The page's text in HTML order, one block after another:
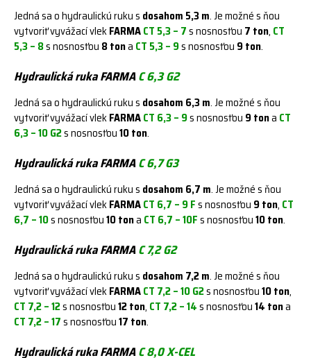
Jedná sa o hydraulickú ruku s dosahom 5,3 m. Je možné s ňou
vytvoriť vyvážací vlekFARMACT 5,3 – 7s nosnosťou 7 ton, CT
5,3 – 8s nosnosťou 8 tona CT 5,3 – 9s nosnosťou 9 ton.
Hydraulická ruka FARMAC 6,3 G2
Jedná sa o hydraulickú ruku s dosahom 6,3 m. Je možné s ňou
vytvoriť vyvážací vlekFARMACT 6,3 – 9s nosnosťou 9 tona CT
6,3 – 10 G2s nosnosťou10 ton.
Hydraulická ruka FARMAC 6,7 G3
Jedná sa o hydraulickú ruku s dosahom 6,7 m. Je možné s ňou
vytvoriť vyvážací vlekFARMACT 6,7 – 9 Fs nosnosťou 9 ton, CT
6,7 – 10s nosnosťou10 tona CT 6,7 – 10Fs nosnosťou10 ton.
Hydraulická ruka FARMAC 7,2 G2
Jedná sa o hydraulickú ruku s dosahom 7,2 m. Je možné s ňou
vytvoriť vyvážací vlekFARMACT 7,2 – 10 G2s nosnosťou10 ton,
CT 7,2 – 12s nosnosťou12 ton, CT 7,2 – 14s nosnosťou14 tona
CT 7,2 – 17s nosnosťou17 ton.
Hydraulická ruka FARMAC 8,0 X-CEL